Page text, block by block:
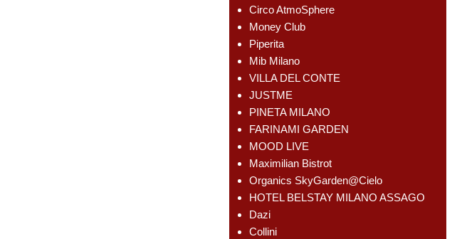
Circo AtmoSphere
Money Club
Piperita
Mib Milano
VILLA DEL CONTE
JUSTME
PINETA MILANO
FARINAMI GARDEN
MOOD LIVE
Maximilian Bistrot
Organics SkyGarden@Cielo
HOTEL BELSTAY MILANO ASSAGO
Dazi
Collini